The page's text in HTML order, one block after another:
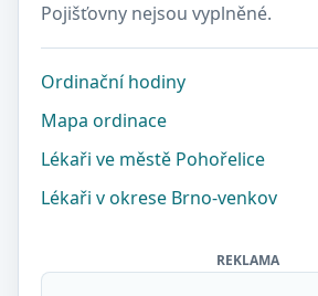
Pojišťovny nejsou vyplněné.
Ordinační hodiny
Mapa ordinace
Lékaři ve městě Pohořelice
Lékaři v okrese Brno-venkov
REKLAMA